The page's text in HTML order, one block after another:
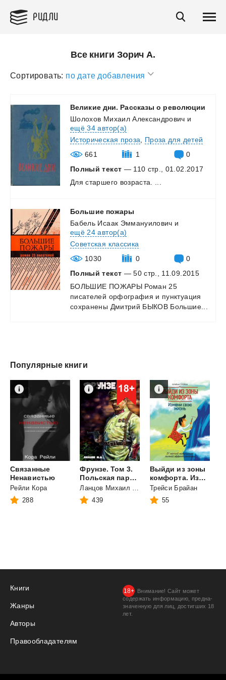
РИДЛИ
Все книги Зорич А.
Сортировать: по дате добавления
Великие дни. Рассказы о революции
Шолохов Михаил Александрович и
ещё 34 автор(а)
Историческая проза
Проза для детей
661
1
0
Полный текст — 110 стр., 01.02.2017
Для старшего возраста.
Большие пожары
Бабель Исаак Эммануилович и
ещё 24 автор(а)
Советская классика
1030
0
0
Полный текст — 50 стр., 11.09.2015
БОЛЬШИЕ ПОЖАРЫ Роман 25
писателей орфография и пунктуация
сохранены Дмитрий БЫКОВ Большие...
Популярные книги
Связанные
Ненавистью
Рейли Кора
288
Фрунзе. Том 3.
Польская партия
439
Выйди из зоны
комфорта. Измени свою жизнь. 21 метод повышения личной эффективности
Трейси Брайан
55
Книги
Жанры
Авторы
Правообладателям
Внимание! Сайт может
содержать информацию, предна­
значенную для лиц, дости­гших 18
лет.